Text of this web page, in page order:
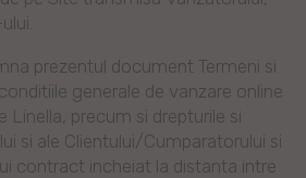
prezentul document Termeni si
generale de vanzare online
Linella, precum si drepturile si
si ale Clientului/Cumparatorului si
contract incheiat la distanta intre